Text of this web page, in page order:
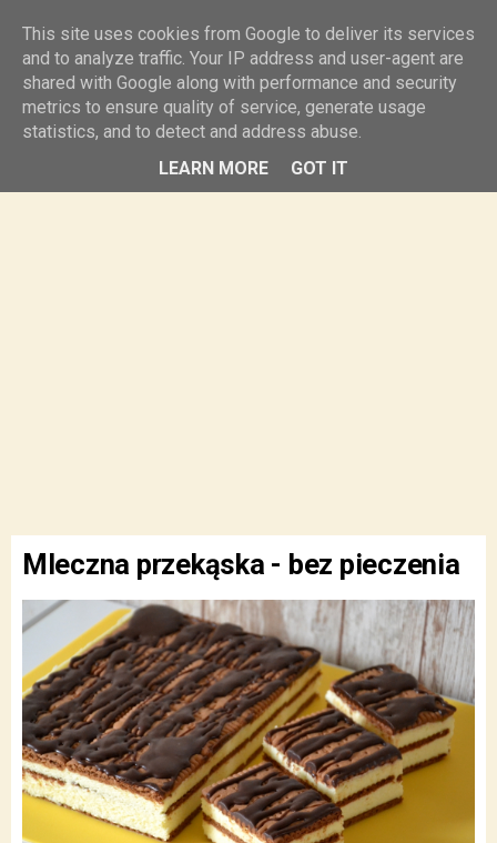
knurr.pl
MENU
Mleczna przekąska - bez pieczenia
This site uses cookies from Google to deliver its services
and to analyze traffic. Your IP address and user-agent are
shared with Google along with performance and security
metrics to ensure quality of service, generate usage
statistics, and to detect and address abuse.
LEARN MORE
GOT IT